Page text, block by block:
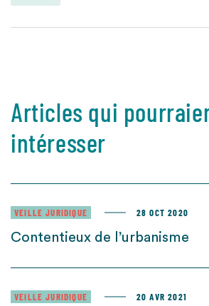
Articles qui
intéresser
VEILLE JURIDIQUE 28 OCT 2020
Contentieux de l’urbanisme
VEILLE JURIDIQUE 20 AVR 2021